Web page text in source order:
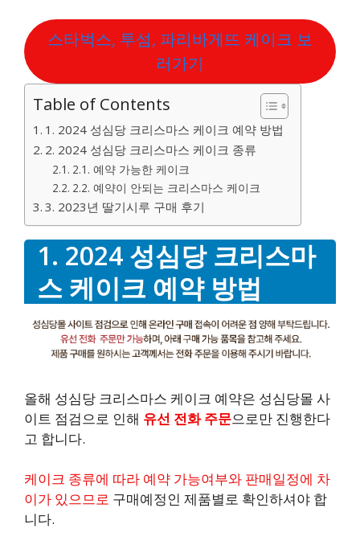
스타벅스, 투섬, 파리바게뜨 케이크 보
러가기
Table of Contents
1. 2024 성심당 크리스마스 케이크 예약 방법
2. 2024 성심당 크리스마스 케이크 종류
2.1. 예약 가능한 케이크
2.2. 예약이 안되는 크리스마스 케이크
3. 2023년 딸기시루 구매 후기
1. 2024 성심당 크리스마
스 케이크 예약 방법
올해 성심당 크리스마스 케이크 예약은 성심당몰 사
이트 점검으로 인해 유선 전화 주문으로만 진행한다
고 합니다.
케이크 종류에 따라 예약 가능여부와 판매일정에 차
이가 있으므로 구매예정인 제품별로 확인하셔야 합
니다.